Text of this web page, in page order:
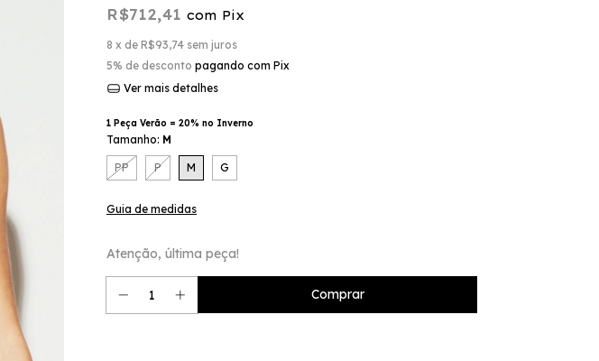
R$712,41 com Pix
8 x de R$93,74 sem juros
5% de desconto pagando com Pix
Ver mais detalhes
1 Peça Verão = 20% no Inverno
Tamanho: M
PP P M G
Guia de medidas
Atenção, última peça!